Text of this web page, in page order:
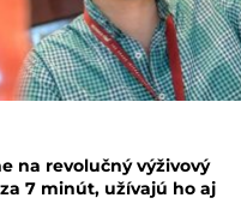
na revolučný výživový
7 minút, užívajú ho aj